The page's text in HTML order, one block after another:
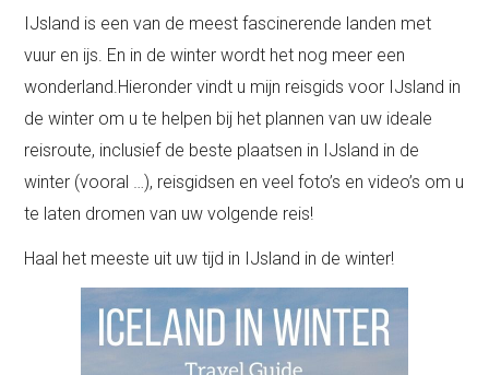
IJsland is een van de meest fascinerende landen met
vuur en ijs. En in de winter wordt het nog meer een
wonderland.Hieronder vindt u mijn reisgids voor IJsland in
de winter om u te helpen bij het plannen van uw ideale
reisroute, inclusief de beste plaatsen in IJsland in de
winter (vooral …), reisgidsen en veel foto’s en video’s om u
te laten dromen van uw volgende reis!
Haal het meeste uit uw tijd in IJsland in de winter!